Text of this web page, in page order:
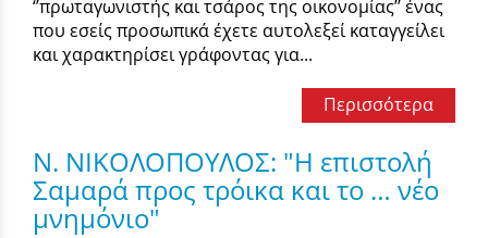
‘’πρωταγωνιστής και τσάρος της οικονομίας’’ ένας
που εσείς προσωπικά έχετε αυτολεξεί καταγγείλει
και χαρακτηρίσει γράφοντας για...
Περισσότερα
Ν. ΝΙΚΟΛΟΠΟΥΛΟΣ: "Η επιστολή
Σαμαρά προς τρόικα και το … νέο
μνημόνιο"